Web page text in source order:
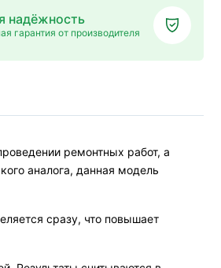
надёжность
гарантия от производителя
ремонтных работ, а
аналога, данная модель
сразу, что повышает